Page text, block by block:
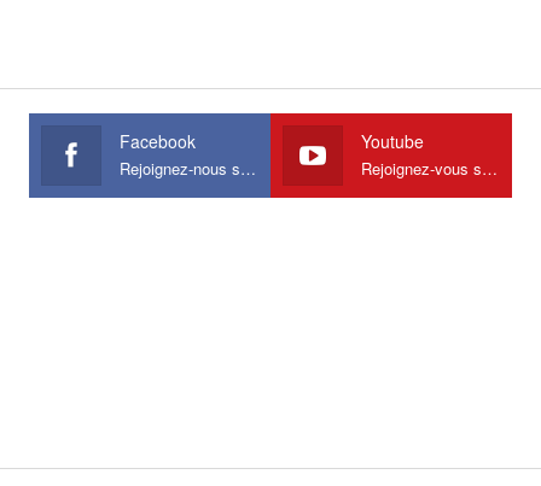
Facebook
Rejoignez-nous sur Facebook
Youtube
Rejoignez-vous sur Youtube